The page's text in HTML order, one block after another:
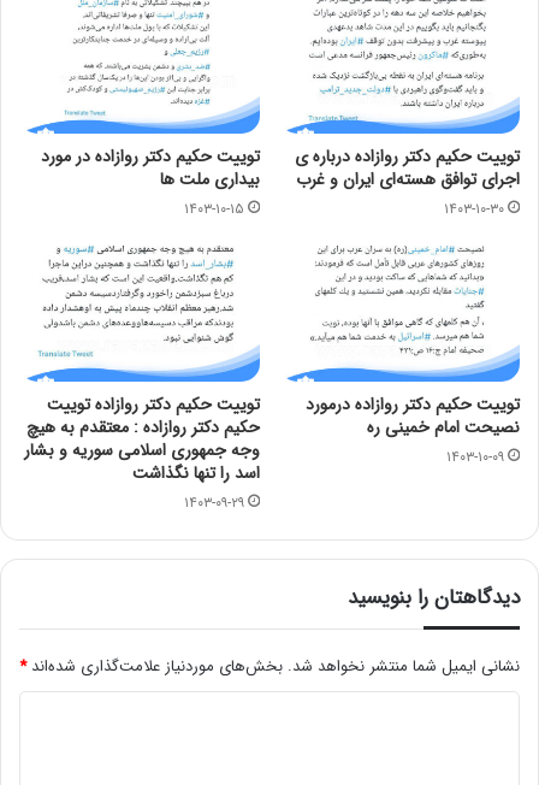
توییت حکیم دکتر روازاده درباره ی
اجرای توافق هسته‌ای ایران و غرب
۱۴۰۳-۱۰-۳۰
توییت حکیم دکتر روازاده در مورد
بیداری ملت ها
۱۴۰۳-۱۰-۱۵
توییت حکیم دکتر روازاده درمورد
نصیحت امام خمینی ره
۱۴۰۳-۱۰-۰۹
توییت حکیم دکتر روازاده توییت
حکیم دکتر روازاده : معتقدم به هیچ
وجه جمهوری اسلامی سوریه و بشار
اسد را تنها نگذاشت
۱۴۰۳-۰۹-۲۹
دیدگاهتان را بنویسید
نشانی ایمیل شما منتشر نخواهد شد. بخش‌های موردنیاز علامت‌گذاری شده‌اند*